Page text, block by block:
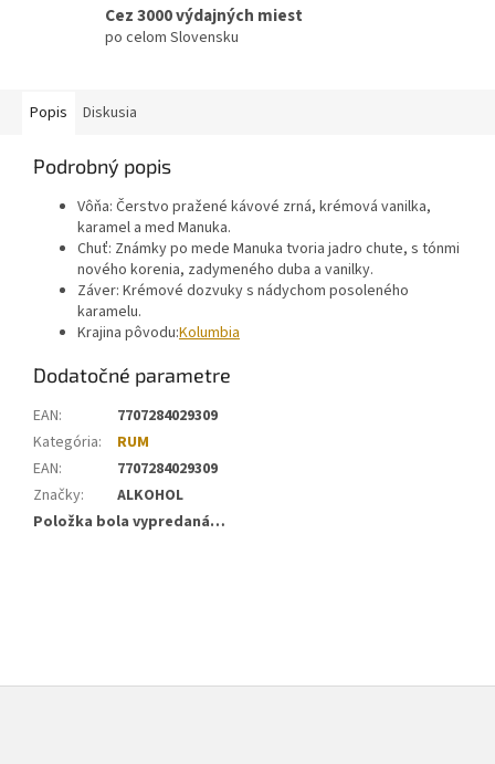
Cez 3000 výdajných miest
po celom Slovensku
Popis Diskusia
Podrobný popis
Vôňa: Čerstvo pražené kávové zrná, krémová vanilka,
karamel a med Manuka.
Chuť: Známky po mede Manuka tvoria jadro chute, s tónmi
nového korenia, zadymeného duba a vanilky.
Záver: Krémové dozvuky s nádychom posoleného
karamelu.
Krajina pôvodu:Kolumbia
Dodatočné parametre
EAN:
7707284029309
Kategória:
RUM
EAN:
7707284029309
Značky:
ALKOHOL
Položka bola vypredaná…